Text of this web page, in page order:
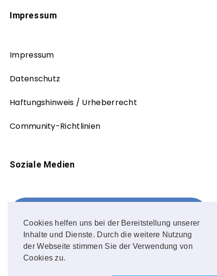
Cookies helfen uns bei der Bereitstellung unserer
Inhalte und Dienste. Durch die weitere Nutzung
der Webseite stimmen Sie der Verwendung von
Cookies zu.
Impressum
Impressum
Datenschutz
Haftungshinweis / Urheberrecht
Community-Richtlinien
Soziale Medien
FOLLOW ME!
Instagram
OUR PHOTOS!